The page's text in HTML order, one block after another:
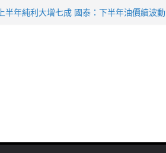
上半年純利大增七成 國泰：下半年油價續波動